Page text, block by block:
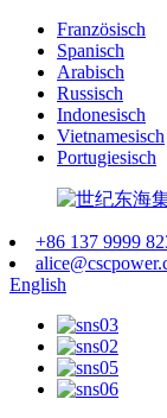
Französisch
Spanisch
Arabisch
Russisch
Indonesisch
Vietnamesisch
Portugiesisch
+86 137 9999
English